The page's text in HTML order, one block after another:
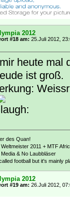
2012
#18 am: 25.Juli 2012,
heute mal
ist groß.
des Quan!
2011 + MTF
Media & No Laubbläser
football but it's mainly
2012
#19 am: 26.Juli 2012,